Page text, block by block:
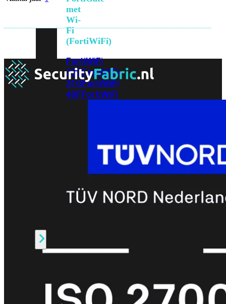
met
Wi-
Fi
(FortiWiFi)
FortiWiFi
30GFortiWiFi
31GFortiWiFi
40FFortiWiFi
FortiWiFi
FortiWiFi
FortiWiFi
81F
Alle
FortiCare